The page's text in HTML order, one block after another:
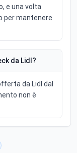
e una volta
per mantenere
da Lidl?
da Lidl dal
non è